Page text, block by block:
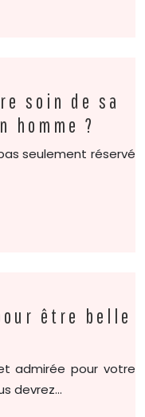
soin de sa
homme ?
seulement réservé
être belle
admirée pour votre
devrez…